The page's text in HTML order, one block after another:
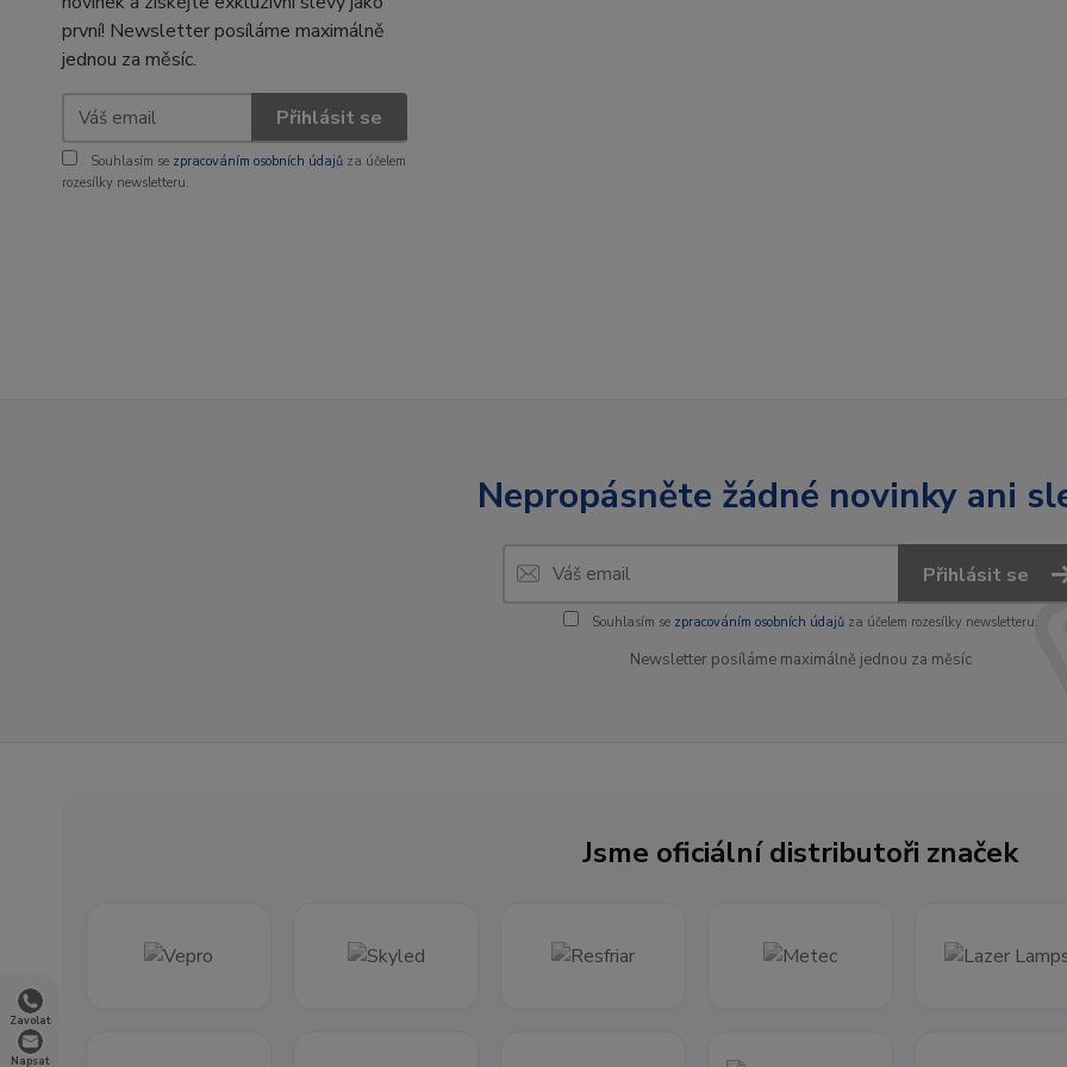
Zavolat
Napsat
první! Newsletter posíláme maximálně
jednou za měsíc.
Přihlásit se
Souhlasím se zpracováním osobních údajů za účelem
rozesílky newsletteru.
Nepropásněte žádné novinky ani
Přihlásit se
Souhlasím se zpracováním osobních údajůza účelem rozesílky newsletteru.
Newsletter posíláme maximálně jednou za měsíc
Jsme oficiální distributoři značek